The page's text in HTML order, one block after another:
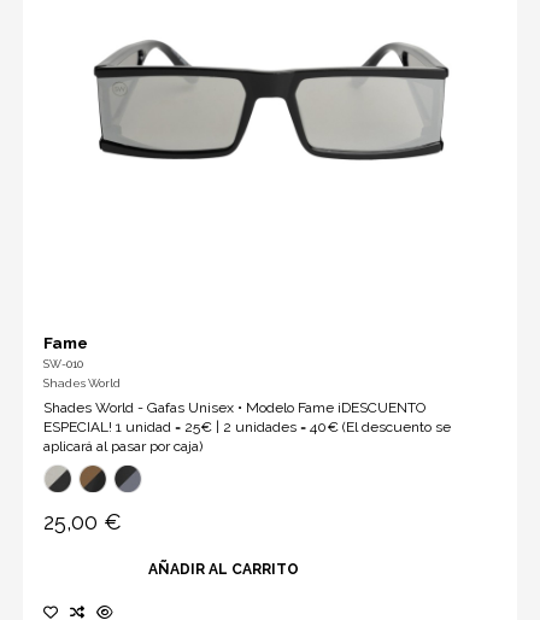
Fame
SW-010
Shades World
Shades World - Gafas Unisex • Modelo Fame ¡DESCUENTO
ESPECIAL! 1 unidad = 25€ | 2 unidades = 40€ (El descuento se
aplicará al pasar por caja)
25,00 €
AÑADIR AL CARRITO